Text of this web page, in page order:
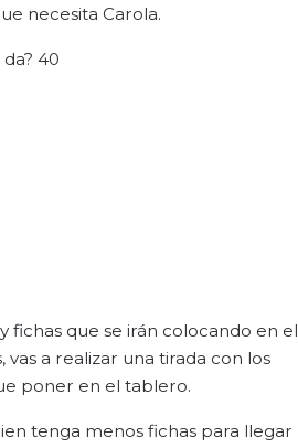
necesita Carola.
40
fichas que se irán colocando en el
a realizar una tirada con los
poner en el tablero.
tenga menos fichas para llegar